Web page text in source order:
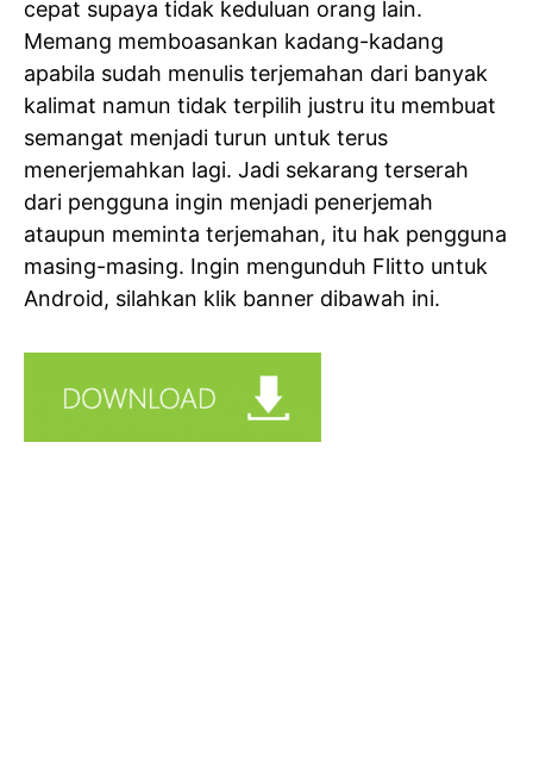
cepat supaya tidak keduluan orang lain.
Memang memboasankan kadang-kadang
apabila sudah menulis terjemahan dari banyak
kalimat namun tidak terpilih justru itu membuat
semangat menjadi turun untuk terus
menerjemahkan lagi. Jadi sekarang terserah
dari pengguna ingin menjadi penerjemah
ataupun meminta terjemahan, itu hak pengguna
masing-masing. Ingin mengunduh Flitto untuk
Android, silahkan klik banner dibawah ini.